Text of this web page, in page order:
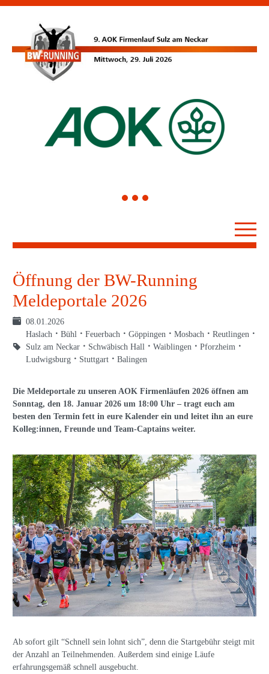
1 2 3
Öffnung der BW-Running
Meldeportale 2026
08.01.2026
Haslach
Bühl Feuerbach Göppingen Mosbach
Reutlingen
Sulz am Neckar
Schwäbisch Hall Waiblingen
Pforzheim
Ludwigsburg
Stuttgart Balingen
Die Meldeportale zu unseren AOK Firmenläufen 2026 öffnen am
Sonntag, den 18. Januar 2026 um 18:00 Uhr – tragt euch am
besten den Termin fett in eure Kalender ein und leitet ihn an eure
Kolleg:innen, Freunde und Team-Captains weiter.
Ab sofort gilt “Schnell sein lohnt sich”, denn die Startgebühr steigt mit
der Anzahl an Teilnehmenden. Außerdem sind einige Läufe
erfahrungsgemäß schnell ausgebucht.